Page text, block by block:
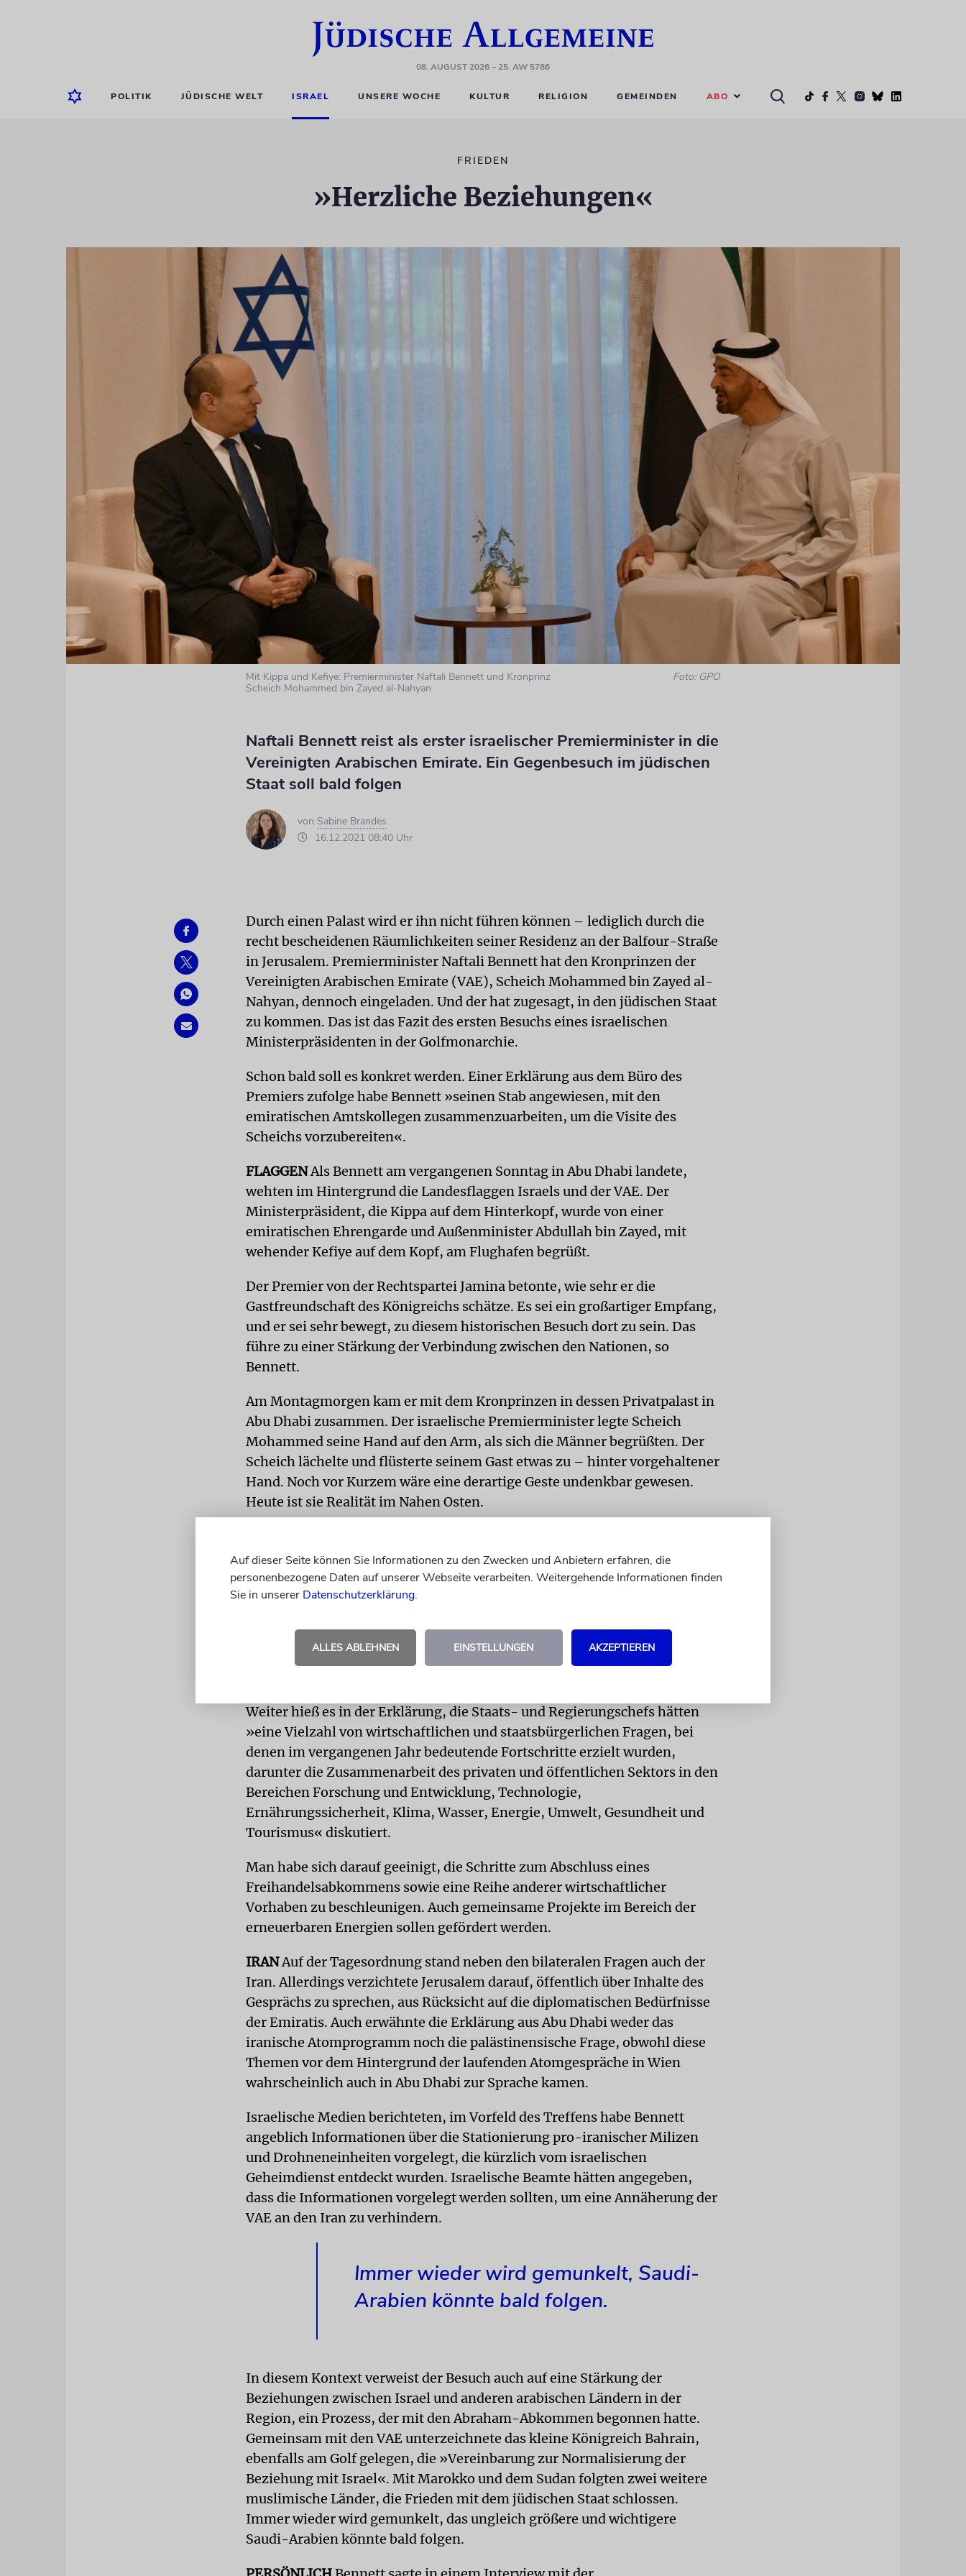
08. AUGUST 2026– 25. AW 5786
POLITIK JÜDISCHE WELT ISRAEL UNSERE WOCHE KULTUR RELIGION GEMEINDEN ABO
FRIEDEN
»Herzliche Beziehungen«
Mit Kippa und Kefiye: Premierminister Naftali Bennett und Kronprinz
Scheich Mohammed bin Zayed al-Nahyan
Foto: GPO
Naftali Bennett reist als erster israelischer Premierminister in die
Vereinigten Arabischen Emirate. Ein Gegenbesuch im jüdischen
Staat soll bald folgen
von Sabine Brandes
16.12.2021 08:40 Uhr
Durch einen Palast wird er ihn nicht führen können – lediglich durch die
recht bescheidenen Räumlichkeiten seiner Residenz an der Balfour-Straße
in Jerusalem. Premierminister Naftali Bennett hat den Kronprinzen der
Vereinigten Arabischen Emirate (VAE), Scheich Mohammed bin Zayed al-
Nahyan, dennoch eingeladen. Und der hat zugesagt, in den jüdischen Staat
zu kommen. Das ist das Fazit des ersten Besuchs eines israelischen
Ministerpräsidenten in der Golfmonarchie.
Schon bald soll es konkret werden. Einer Erklärung aus dem Büro des
Premiers zufolge habe Bennett »seinen Stab angewiesen, mit den
emiratischen Amtskollegen zusammenzuarbeiten, um die Visite des
Scheichs vorzubereiten«.
FLAGGENAls Bennett am vergangenen Sonntag in Abu Dhabi landete,
wehten im Hintergrund die Landesflaggen Israels und der VAE. Der
Ministerpräsident, die Kippa auf dem Hinterkopf, wurde von einer
emiratischen Ehrengarde und Außenminister Abdullah bin Zayed, mit
wehender Kefiye auf dem Kopf, am Flughafen begrüßt.
Der Premier von der Rechtspartei Jamina betonte, wie sehr er die
Gastfreundschaft des Königreichs schätze. Es sei ein großartiger Empfang,
und er sei sehr bewegt, zu diesem historischen Besuch dort zu sein. Das
führe zu einer Stärkung der Verbindung zwischen den Nationen, so
Bennett.
Am Montagmorgen kam er mit dem Kronprinzen in dessen Privatpalast in
Abu Dhabi zusammen. Der israelische Premierminister legte Scheich
Mohammed seine Hand auf den Arm, als sich die Männer begrüßten. Der
Scheich lächelte und flüsterte seinem Gast etwas zu – hinter vorgehaltener
Hand. Noch vor Kurzem wäre eine derartige Geste undenkbar gewesen.
Heute ist sie Realität im Nahen Osten.
davon waren privat zwischen Bennett und bin Zayed al-Nahyan. Im
Anschluss gaben die beiden eine gemeinsame Erklärung heraus, in der sie
»die neue Beziehung« feierten, die im September 2020 durch den
erfolgreiche Besuch des israelischen Premiers in den Vereinigten
Weiter hieß es in der Erklärung, die Staats- und Regierungschefs hätten
»eine Vielzahl von wirtschaftlichen und staatsbürgerlichen Fragen, bei
denen im vergangenen Jahr bedeutende Fortschritte erzielt wurden,
darunter die Zusammenarbeit des privaten und öffentlichen Sektors in den
Bereichen Forschung und Entwicklung, Technologie,
Ernährungssicherheit, Klima, Wasser, Energie, Umwelt, Gesundheit und
Tourismus« diskutiert.
Man habe sich darauf geeinigt, die Schritte zum Abschluss eines
Freihandelsabkommens sowie eine Reihe anderer wirtschaftlicher
Vorhaben zu beschleunigen. Auch gemeinsame Projekte im Bereich der
erneuerbaren Energien sollen gefördert werden.
IRANAuf der Tagesordnung stand neben den bilateralen Fragen auch der
Iran. Allerdings verzichtete Jerusalem darauf, öffentlich über Inhalte des
Gesprächs zu sprechen, aus Rücksicht auf die diplomatischen Bedürfnisse
der Emiratis. Auch erwähnte die Erklärung aus Abu Dhabi weder das
iranische Atomprogramm noch die palästinensische Frage, obwohl diese
Themen vor dem Hintergrund der laufenden Atomgespräche in Wien
wahrscheinlich auch in Abu Dhabi zur Sprache kamen.
Israelische Medien berichteten, im Vorfeld des Treffens habe Bennett
angeblich Informationen über die Stationierung pro-iranischer Milizen
und Drohneneinheiten vorgelegt, die kürzlich vom israelischen
Geheimdienst entdeckt wurden. Israelische Beamte hätten angegeben,
dass die Informationen vorgelegt werden sollten, um eine Annäherung der
VAE an den Iran zu verhindern.
Immer wieder wird gemunkelt, Saudi-
Arabien könnte bald folgen.
In diesem Kontext verweist der Besuch auch auf eine Stärkung der
Beziehungen zwischen Israel und anderen arabischen Ländern in der
Region, ein Prozess, der mit den Abraham-Abkommen begonnen hatte.
Gemeinsam mit den VAE unterzeichnete das kleine Königreich Bahrain,
ebenfalls am Golf gelegen, die »Vereinbarung zur Normalisierung der
Beziehung mit Israel«. Mit Marokko und dem Sudan folgten zwei weitere
muslimische Länder, die Frieden mit dem jüdischen Staat schlossen.
Immer wieder wird gemunkelt, das ungleich größere und wichtigere
Saudi-Arabien könnte bald folgen.
Auf dieser Seite können Sie Informationen zu den Zwecken und Anbietern erfahren, die
personenbezogene Daten auf unserer Webseite verarbeiten. Weitergehende Informationen finden
Sie in unserer Datenschutzerklärung.
ALLES ABLEHNEN EINSTELLUNGEN AKZEPTIEREN